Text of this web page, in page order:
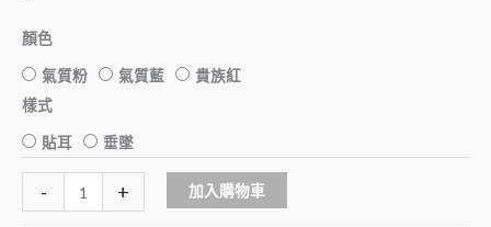
顏色
氣質粉
氣質藍
貴族紅
樣式
貼耳
垂墜
- + 加入購物車